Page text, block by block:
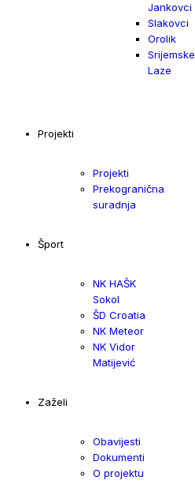
Jankovci
Slakovci
Orolik
Srijemske
Laze
Projekti
Projekti
Prekogranična
suradnja
Šport
NK HAŠK
Sokol
ŠD Croatia
NK Meteor
NK Vidor
Matijević
Zaželi
Obavijesti
Dokumenti
O projektu